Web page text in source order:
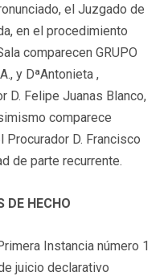
el Juzgado de
en el procedimiento
comparecen GRUPO
y DªAntonieta ,
D. Felipe Juanas Blanco,
comparece
Procurador D. Francisco
de parte recurrente.
DE HECHO
Instancia número 1
juicio declarativo